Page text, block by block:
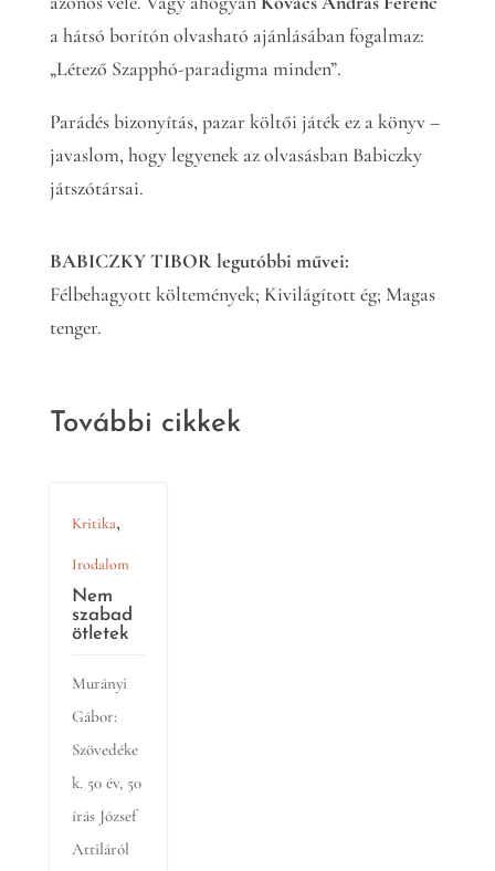
a hátsó borítón olvasható ajánlásában fogalmaz:
„Létező Szapphó-paradigma minden”.
Parádés bizonyítás, pazar költői játék ez a könyv –
javaslom, hogy legyenek az olvasásban Babiczky
játszótársai.
BABICZKY TIBOR legutóbbi művei:
Félbehagyott költemények; Kivilágított ég; Magas
tenger.
További cikkek
Kritika,
Irodalom
Nem
szabad
ötletek
Murányi
Gábor:
Szövedéke
k. 50 év, 50
írás József
Attiláról